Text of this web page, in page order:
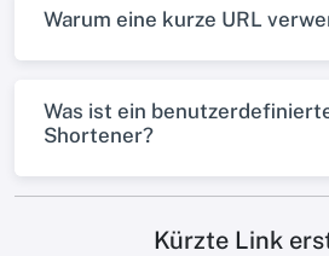
Warum eine kurze URL
Was ist ein
Shortener?
Kürzte Link